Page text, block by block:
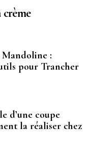
:
pour Trancher
d’une coupe
la réaliser chez